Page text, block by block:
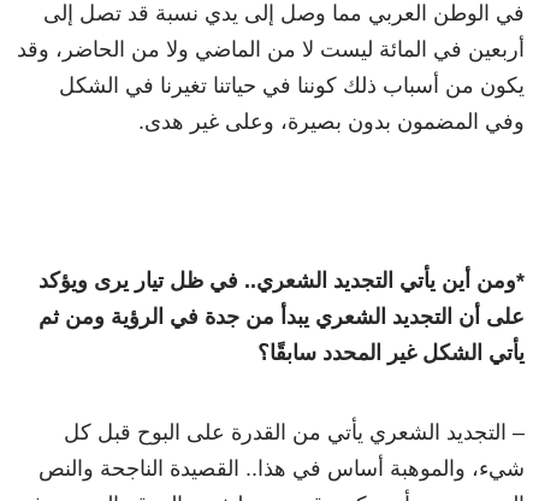
في الوطن العربي مما وصل إلى يدي نسبة قد تصل إلى
أربعين في المائة ليست لا من الماضي ولا من الحاضر، وقد
يكون من أسباب ذلك كوننا في حياتنا تغيرنا في الشكل
وفي المضمون بدون بصيرة، وعلى غير هدى.
*ومن أين يأتي التجديد الشعري.. في ظل تيار يرى ويؤكد
على أن التجديد الشعري يبدأ من جدة في الرؤية ومن ثم
يأتي الشكل غير المحدد سابقًا؟
– التجديد الشعري يأتي من القدرة على البوح قبل كل
شيء، والموهبة أساس في هذا.. القصيدة الناجحة والنص